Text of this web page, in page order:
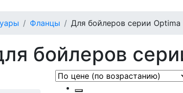
Фланцы Для бойлеров серии Optima
бойлеров